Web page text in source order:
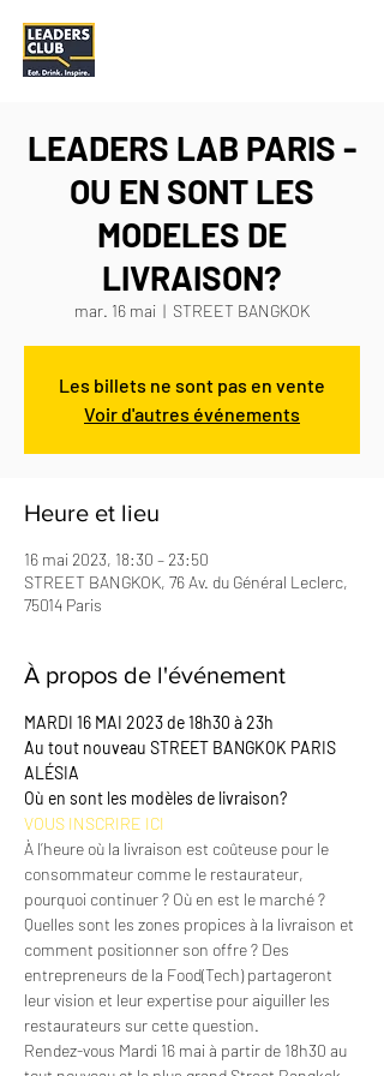
LEADERS LAB PARIS -
OU EN SONT LES
MODELES DE
LIVRAISON?
mar. 16 mai
  |
STREET BANGKOK
Les billets ne sont pas en vente
Voir d'autres événements
Heure et lieu
16 mai 2023, 18:30 – 23:50
STREET BANGKOK, 76 Av. du Général Leclerc,
75014 Paris
À propos de l'événement
MARDI 16 MAI 2023 de 18h30 à 23h
Au tout nouveau STREET BANGKOK PARIS
ALÉSIA
Où en sont les modèles de livraison?
VOUS INSCRIRE ICI
À l’heure où la livraison est coûteuse pour le
consommateur comme le restaurateur,
pourquoi continuer ? Où en est le marché ?
Quelles sont les zones propices à la livraison et
comment positionner son offre ? Des
entrepreneurs de la Food(Tech) partageront
leur vision et leur expertise pour aiguiller les
restaurateurs sur cette question.
Rendez-vous Mardi 16 mai à partir de 18h30 au